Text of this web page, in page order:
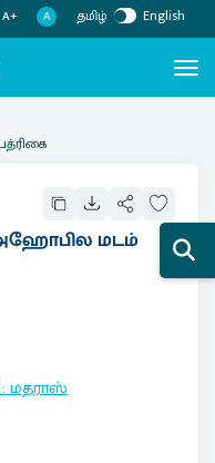
A+ A தமிழ் English
அஹோபில மடம்
மதராஸ்